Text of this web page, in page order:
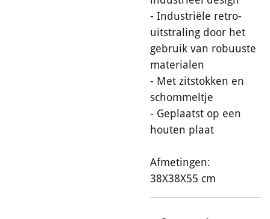
- Industriële retro-
uitstraling door het
gebruik van robuuste
materialen
- Met zitstokken en
schommeltje
- Geplaatst op een
houten plaat
Afmetingen:
38X38X55 cm